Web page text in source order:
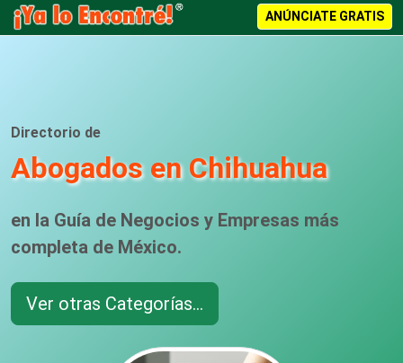
ANÚNCIATE GRATIS
Directorio de
Abogados en Chihuahua
en la Guía de Negocios y Empresas más
completa de México.
Ver otras Categorías...